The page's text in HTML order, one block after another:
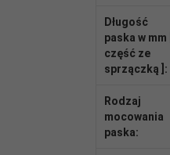
Długość
paska w mm [
część ze
sprzączką ]:
Rodzaj
mocowania
paska: